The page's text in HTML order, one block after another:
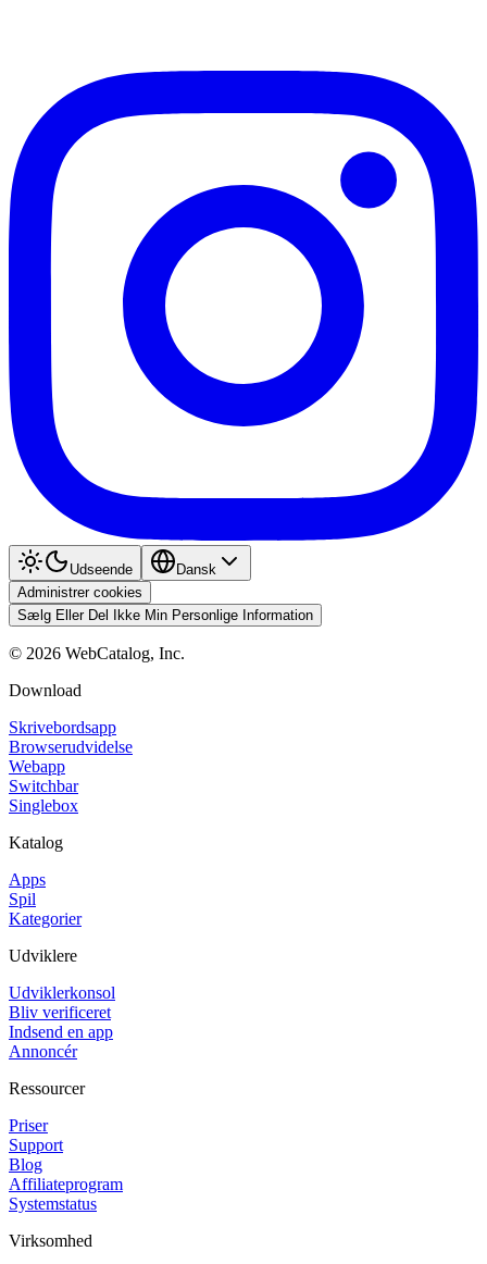
Udseende
Dansk
Administrer cookies
Sælg Eller Del Ikke Min Personlige Information
© 2026 WebCatalog, Inc.
Download
Skrivebordsapp
Browserudvidelse
Webapp
Switchbar
Singlebox
Katalog
Apps
Spil
Kategorier
Udviklere
Udviklerkonsol
Bliv verificeret
Indsend en app
Annoncér
Ressourcer
Priser
Support
Blog
Affiliateprogram
Systemstatus
Virksomhed